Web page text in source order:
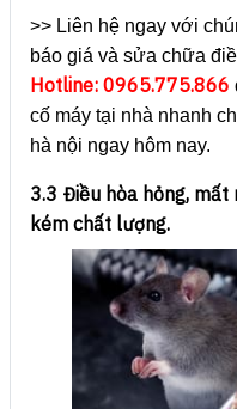
>> Liên hệ ngay với
báo giá và sửa chữa
Hotline: 0965.775.866
cố máy tại nhà nhanh
hà nội ngay hôm nay.
3.3 Điều hòa hỏng, mất
kém chất lượng.